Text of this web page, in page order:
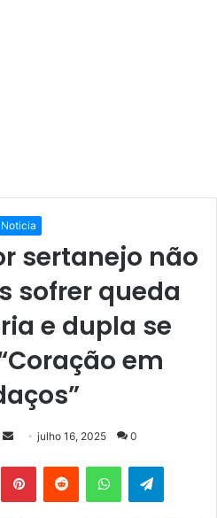
Noticia
sertanejo não
sofrer queda
e dupla se
em
Mande
e-
julho 16, 2025 0
PinterestReddit WhatsAppTelegram